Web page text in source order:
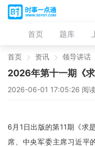
首页 题库
首页 资讯 领导讲话
2026年第十一期《
2026-06-01 17:05:26 阅
6月1日出版的第11期《求
席、中央军委主席习近平